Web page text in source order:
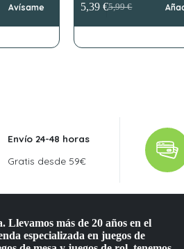
Avísame 5,99€
El
precio
era:
5,39€El
precio
es:
Envío 24-48 horas
Gratis desde 59€
más de 20 años en el
especializada en juegos de